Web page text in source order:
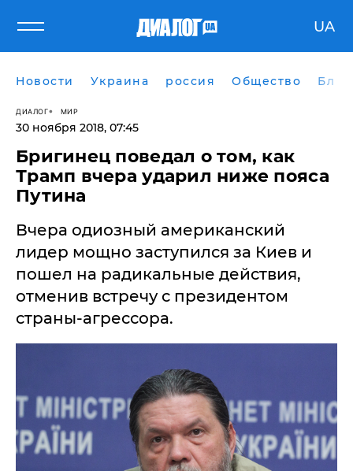
UA
Новости Украина россия Общество
ДИАЛОГ МИР
30 ноября 2018, 07:45
Бригинец поведал о том, как
Трамп вчера ударил ниже пояса
Путина
Вчера одиозный американский
лидер мощно заступился за Киев и
пошел на радикальные действия,
отменив встречу с президентом
страны-агрессора.